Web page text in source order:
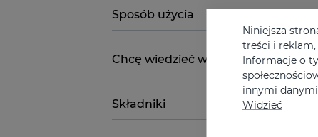
Sposób użycia
Chcę wiedzieć więcej
Składniki
Niniejsza
treści i reklam,
Informacje o
innymi
Widzieć